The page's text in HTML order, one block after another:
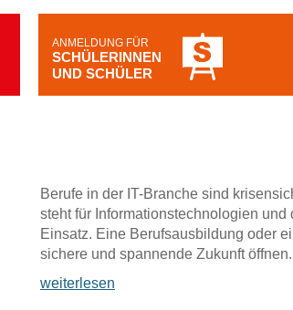
ANMELDUNG FÜR
SCHÜLERINNEN
UND SCHÜLER
Berufe in der IT-Branche sind
steht für Informationstechnologien
Einsatz. Eine Berufsausbildung oder
sichere und spannende Zukunft öffnen.
weiterlesen